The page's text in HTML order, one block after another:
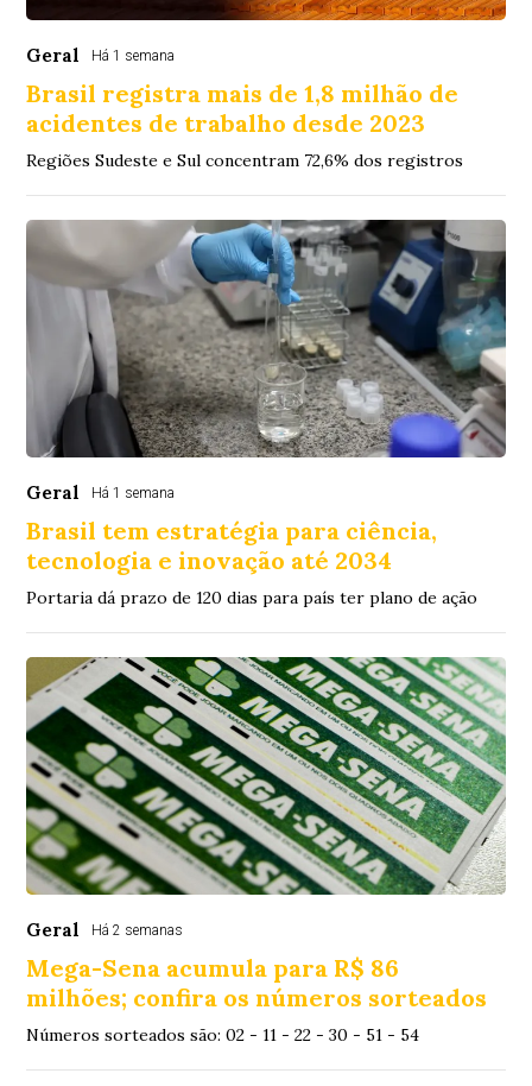
Geral Há 1 semana
Brasil registra mais de 1,8 milhão de
acidentes de trabalho desde 2023
Regiões Sudeste e Sul concentram 72,6% dos registros
Geral Há 1 semana
Brasil tem estratégia para ciência,
tecnologia e inovação até 2034
Portaria dá prazo de 120 dias para país ter plano de ação
Geral Há 2 semanas
Mega-Sena acumula para R$ 86
milhões; confira os números sorteados
Números sorteados são: 02 - 11 - 22 - 30 - 51 - 54